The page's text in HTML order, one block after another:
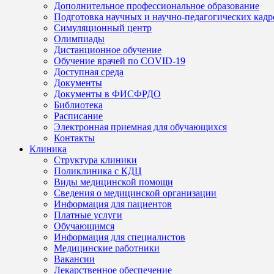
Дополнительное профессиональное образование
Подготовка научных и научно-педагогических
Симуляционный центр
Олимпиады
Дистанционное обучение
Обучение врачей по COVID-19
Доступная среда
Документы
Документы в ФИСФРДО
Библиотека
Расписание
Электронная приемная для обучающихся
Контакты
Клиника
Структура клиники
Поликлиника с КДЦ
Виды медицинской помощи
Сведения о медицинской организации
Информация для пациентов
Платные услуги
Обучающимся
Информация для специалистов
Медицинские работники
Вакансии
Лекарственное обеспечение